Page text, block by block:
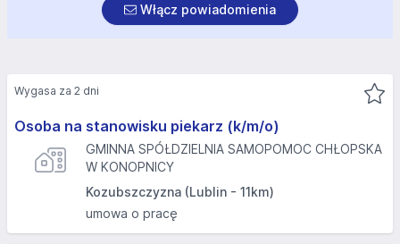
Włącz powiadomienia
Osoba na stanowisku piekarz (k/m/o)
GMINNA SPÓŁDZIELNIA SAMOPOMOC CHŁOPSKA
W KONOPNICY
Kozubszczyzna (Lublin - 11km)
umowa o pracę
Wygasa za 2 dni